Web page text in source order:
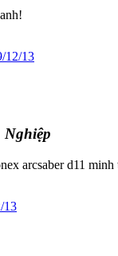
12/13
arcsaber d11
13